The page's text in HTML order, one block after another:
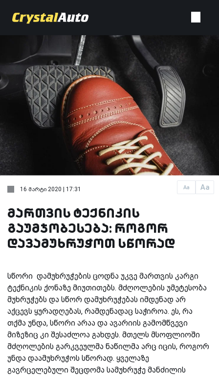
Aa Aa
16 მარტი 2020 | 17:31
მართვის ტექნიკის
გაუმჯობესება: როგორ
დავამუხრუჭოთ სწორად
სწორი დამუხრუჭების ცოდნა უკვე მართვის კარგი
ტექნიკის ქონაზე მიუთითებს. მძღოლების უმეტესობა
მუხრუჭებს და სწორ დამუხრუჭებას იმდენად არ
აქცევს ყურადღებას, რამდენადაც საჭიროა. ეს, რა
თქმა უნდა, სწორი არაა და ავარიის გამომწვევი
მიზეზიც კი შესაძლოა გახდეს. მთელს მსოფლიოში
მძღოლების გარკვეულმა ნაწილმა არც იცის, როგორ
უნდა დაამუხრუჭოს სწორად. ყველაზე
გავრცელებული შეცდომა სამუხრუჭე მანძილის